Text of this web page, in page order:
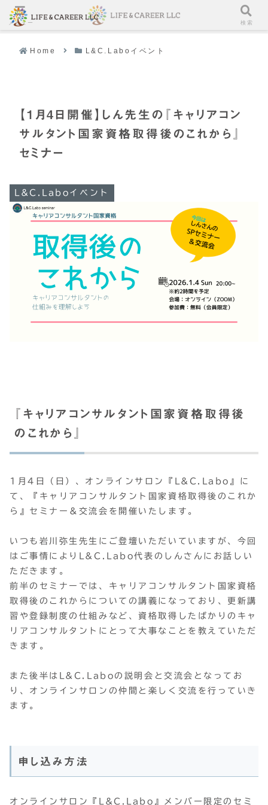
Home L&C.Laboイベント
【1月4日開催】しん先生の『キャリアコン
サルタント国家資格取得後のこれから』
セミナー
L&C.Laboイベント
『キャリアコンサルタント国家資格取得後
のこれから』
1月4日（日）、オンラインサロン『L&C.Labo』に
て、『キャリアコンサルタント国家資格取得後のこれか
ら』セミナー＆交流会を開催いたします。
いつも岩川弥生先生にご登壇いただいていますが、今回
はご事情によりL&C.Labo代表のしんさんにお話しい
ただきます。
前半のセミナーでは、キャリアコンサルタント国家資格
取得後のこれからについての講義になっており、更新講
習や登録制度の仕組みなど、資格取得したばかりのキャ
リアコンサルタントにとって大事なことを教えていただ
きます。
また後半はL&C.Laboの説明会と交流会となってお
り、オンラインサロンの仲間と楽しく交流を行っていき
ます。
申し込み方法
オンラインサロン『L&C.Labo』メンバー限定のセミ
メニュー 検索